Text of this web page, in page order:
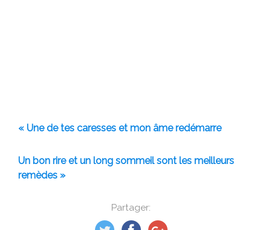
Partager:
« Une de tes caresses et mon âme redémarre
Un bon rire et un long sommeil sont les meilleurs
remèdes »